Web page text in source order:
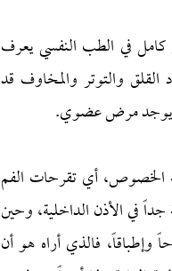
في الطب النفسي يعرف
والتوتر والمخاوف قد
يوجد مرض عضوي.
الخصوص، أي تقرحات الفم
في الأذن الداخلية، وحين
فالذي أراه هو أن